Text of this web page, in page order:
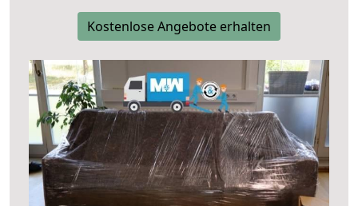
Kostenlose Angebote erhalten